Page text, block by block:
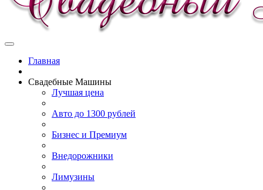
Главная
Свадебные Машины
Лучшая цена
Авто до 1300 рублей
Бизнес и Премиум
Внедорожники
Лимузины